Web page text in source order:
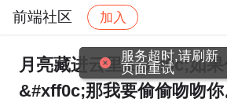
前端社区 加入
社区 前端社区 感慨 帖子
月亮藏进云里&#xff0c;如
&#xff0c;那我要偷偷吻吻
服务超时,请刷新
页面重试